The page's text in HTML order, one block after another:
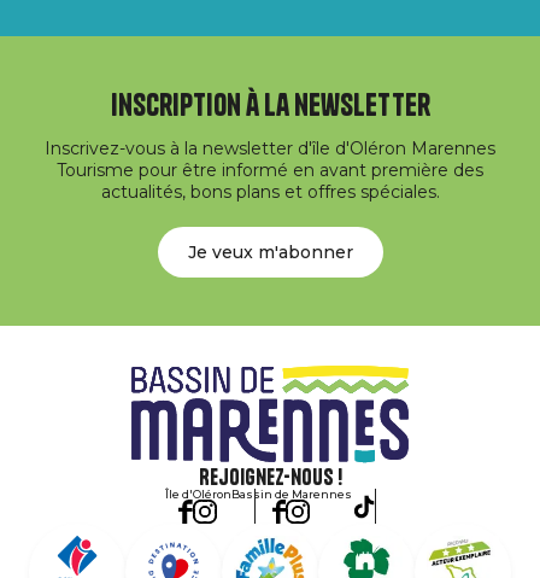
Inscription à la newsletter
Inscrivez-vous à la newsletter d'île d'Oléron Marennes
Tourisme pour être informé en avant première des
actualités, bons plans et offres spéciales.
Je veux m'abonner
Rejoignez-nous !
Île d'OléronBassin de Marennes